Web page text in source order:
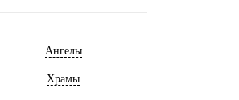
Ангелы
Храмы